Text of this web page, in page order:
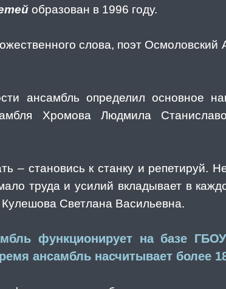
образован в 1996 году.
слова, поэт Осмоловский
ансамбль определил основное
Хромова Людмила
– становись к станку и репетируй.
труда и усилий вкладывает в
Светлана Васильевна.
функционирует на базе
ансамбль насчитывает более